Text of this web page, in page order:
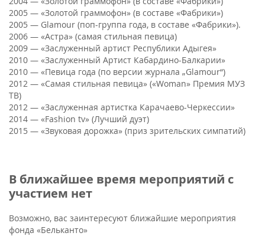
2005 — «Золотой граммофон» (в составе «Фабрики»)
2005 — Glamour (поп-группа года, в составе «Фабрики»).
2006 — «Астра» (самая стильная певица)
2009 — «Заслуженный артист Республики Адыгея»
2010 — «Заслуженный Артист Кабардино-Балкарии»
2010 — «Певица года (по версии журнала „Glamour“)
2012 — «Самая стильная певица» («Woman» Премия МУЗ
ТВ)
2012 — «Заслуженная артистка Карачаево-Черкессии»
2014 — «Fashion tv» (Лучший дуэт)
2015 — «Звуковая дорожка» (приз зрительских симпатий)
В ближайшее время мероприятий с
участием нет
Возможно, вас заинтересуют ближайшие мероприятия
фонда «Бельканто»